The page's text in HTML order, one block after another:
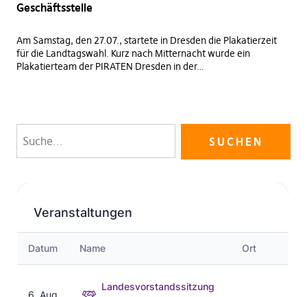
Geschäftsstelle
Am Samstag, den 27.07., startete in Dresden die Plakatierzeit
für die Landtagswahl. Kurz nach Mitternacht wurde ein
Plakatierteam der PIRATEN Dresden in der…